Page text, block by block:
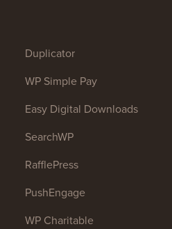
Duplicator
WP Simple Pay
Easy Digital Downloads
SearchWP
RafflePress
PushEngage
WP Charitable